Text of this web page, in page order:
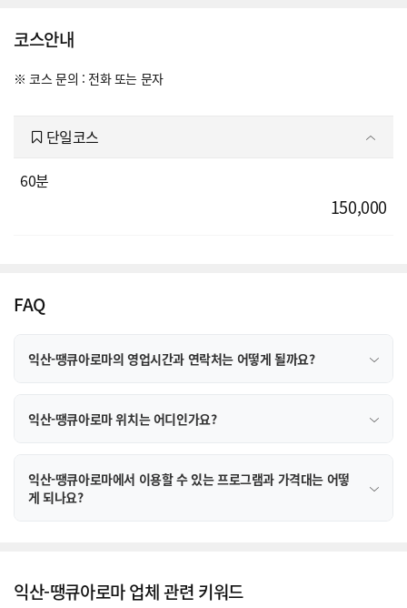
코스안내
※ 코스 문의 : 전화 또는 문자
단일코스
60분
150,000
FAQ
익산-땡큐아로마의 영업시간과 연락처는 어떻게 될까요?
익산-땡큐아로마 위치는 어디인가요?
익산-땡큐아로마에서 이용할 수 있는 프로그램과 가격대는 어떻
게 되나요?
익산-땡큐아로마 업체 관련 키워드